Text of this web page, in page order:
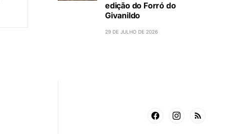
edição do Forró do
Givanildo
29 DE JULHO DE 2026